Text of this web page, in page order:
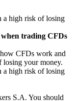
a high risk of losing
when trading CFDs
CFDs work and
losing your money.
a high risk of losing
S.A. You should